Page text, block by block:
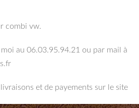
combi vw.
au 06.03.95.94.21 ou par mail à
et de payements sur le site